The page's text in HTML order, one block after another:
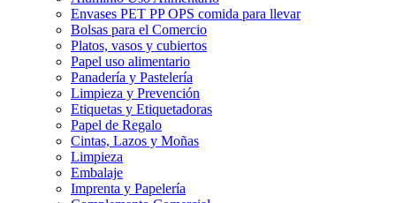
Envases PET PP OPS comida para llevar
Bolsas para el Comercio
Platos, vasos y cubiertos
Papel uso alimentario
Panadería y Pastelería
Limpieza y Prevención
Etiquetas y Etiquetadoras
Papel de Regalo
Cintas, Lazos y Moñas
Limpieza
Embalaje
Imprenta y Papelería